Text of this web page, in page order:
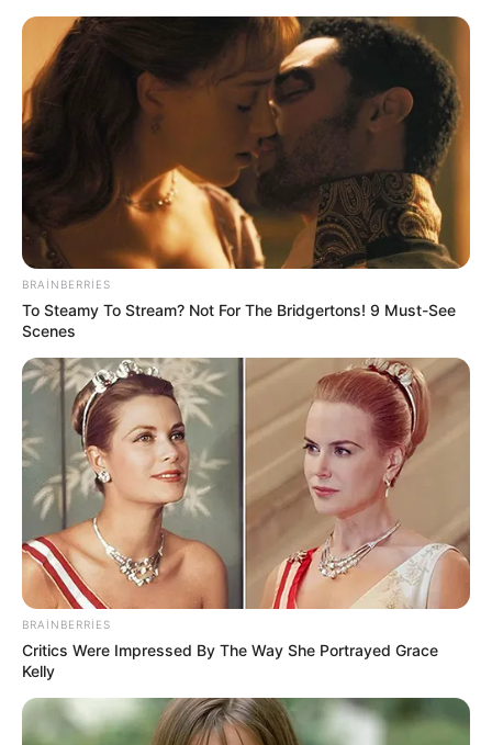
Azərbaycanda bu şəxslər 50 min
manatadək
cərimələnəcək
SON DƏQİQƏ!Bakıya gələn yolda güclü
YANĞIN
BRAINBERRIES
To Steamy To Stream? Not For The Bridgertons! 9 Must-See
Scenes
BRAINBERRIES
Critics Were Impressed By The Way She Portrayed Grace
Kelly